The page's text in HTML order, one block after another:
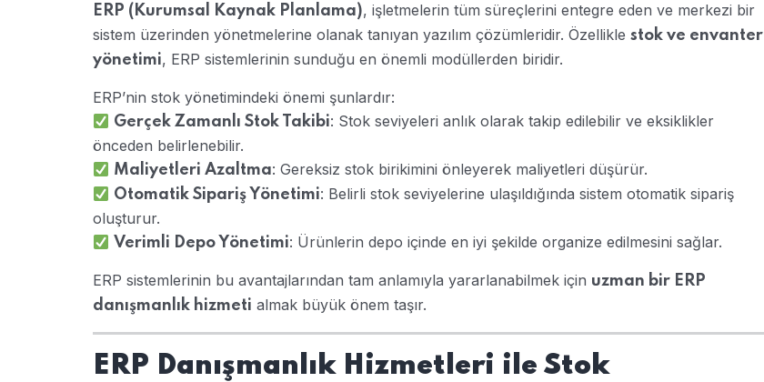
ERP (Kurumsal Kaynak Planlama), işletmelerin tüm süreçlerini entegre eden ve merkezi bir
sistem üzerinden yönetmelerine olanak tanıyan yazılım çözümleridir. Özellikle stok ve envanter
yönetimi, ERP sistemlerinin sunduğu en önemli modüllerden biridir.
ERP’nin stok yönetimindeki önemi şunlardır:
Gerçek Zamanlı Stok Takibi: Stok seviyeleri anlık olarak takip edilebilir ve eksiklikler
önceden belirlenebilir.
Maliyetleri Azaltma: Gereksiz stok birikimini önleyerek maliyetleri düşürür.
Otomatik Sipariş Yönetimi: Belirli stok seviyelerine ulaşıldığında sistem otomatik sipariş
oluşturur.
Verimli Depo Yönetimi: Ürünlerin depo içinde en iyi şekilde organize edilmesini sağlar.
ERP sistemlerinin bu avantajlarından tam anlamıyla yararlanabilmek için uzman bir ERP
danışmanlık hizmeti almak büyük önem taşır.
ERP Danışmanlık Hizmetleri ile Stok